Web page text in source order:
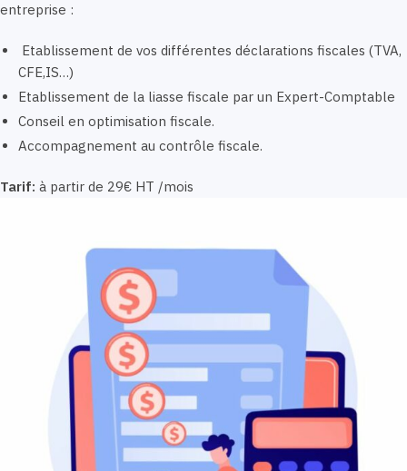
entreprise :
Etablissement de vos différentes déclarations fiscales (TVA,
CFE,IS…)
Etablissement de la liasse fiscale par un Expert-Comptable
Conseil en optimisation fiscale.
Accompagnement au contrôle fiscale.
Tarif: à partir de 29€ HT /mois